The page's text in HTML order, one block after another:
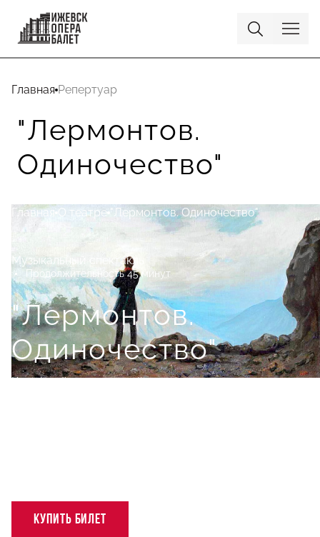
Главная Репертуар
"Лермонтов.
Одиночество"
Главная О театре "Лермонтов. Одиночество"
Музыкальный спектакль
Продолжительность 45 минут
"Лермонтов.
Одиночество"
Камерный музыкальный спектакль из цикла
КУПИТЬ БИЛЕТ